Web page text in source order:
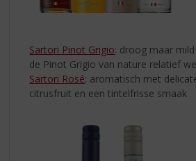
Sartori Pinot Grigio: droog maar
de Pinot Grigio van nature relatief
Sartori Rosé: aromatisch met
citrusfruit en een tintelfrisse smaak